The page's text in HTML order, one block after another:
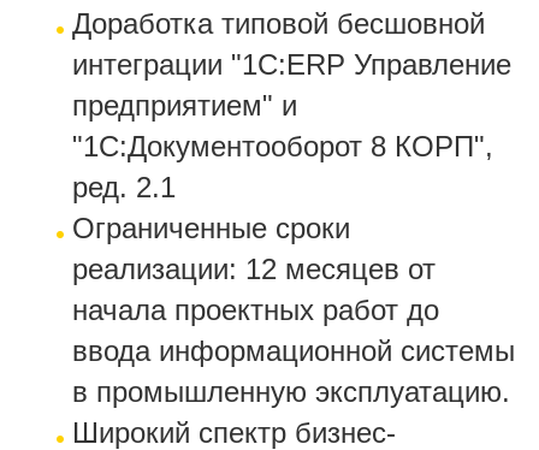
Доработка типовой бесшовной
интеграции "1С:ERP Управление
предприятием" и
"1С:Документооборот 8 КОРП",
ред. 2.1
­Ограниченные сроки
реализации: 12 месяцев от
начала проектных работ до
ввода информационной системы
в промышленную эксплуатацию.
Широкий спектр бизнес-